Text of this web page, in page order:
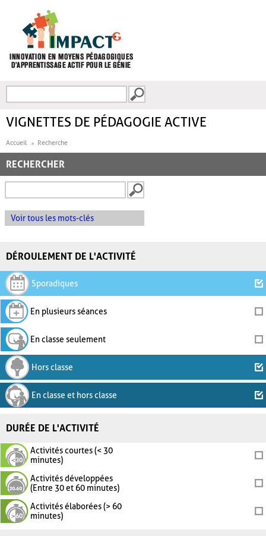
FORMULAIRE DE
VIGNETTES DE PÉDAGOGIE ACTIVE
Accueil Recherche
RECHERCHER
Voir tous les mots-clés
DÉROULEMENT DE L'ACTIVITÉ
Sporadiques
En plusieurs séances
En classe seulement
Hors classe
En classe et hors classe
DURÉE DE L'ACTIVITÉ
Activités courtes (< 30
minutes)
Activités développées
(Entre 30 et 60 minutes)
Activités élaborées (> 60
minutes)